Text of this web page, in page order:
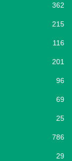
362
215
116
201
96
69
25
786
29